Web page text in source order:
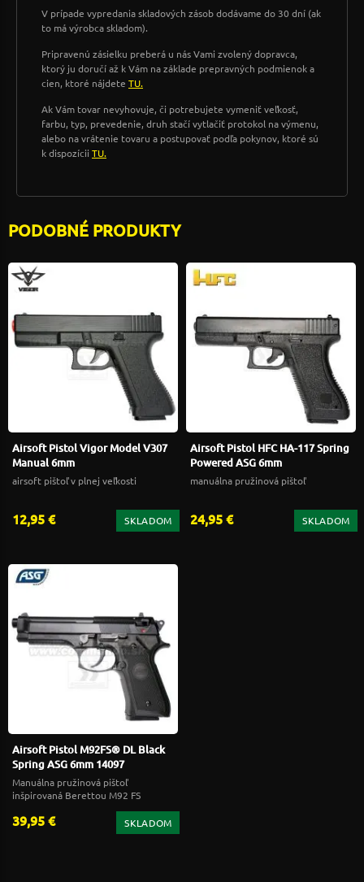
V prípade vypredania skladových zásob dodávame do 30 dní (ak
to má výrobca skladom).
Pripravenú zásielku preberá u nás Vami zvolený dopravca,
ktorý ju doručí až k Vám na základe prepravných podmienok a
cien, ktoré nájdete TU.
Ak Vám tovar nevyhovuje, či potrebujete vymeniť veľkosť,
farbu, typ, prevedenie, druh stačí vytlačiť protokol na výmenu,
alebo na vrátenie tovaru a postupovať podľa pokynov, ktoré sú
k dispozícii TU.
PODOBNÉ PRODUKTY
Airsoft Pistol Vigor Model V307
Manual 6mm
airsoft pištoľ v plnej veľkosti
12,95 € SKLADOM
Airsoft Pistol HFC HA-117 Spring
Powered ASG 6mm
manuálna pružinová pištoľ
24,95 € SKLADOM
Airsoft Pistol M92FS® DL Black
Spring ASG 6mm 14097
Manuálna pružinová pištoľ
inšpirovaná Berettou M92 FS
39,95 € SKLADOM